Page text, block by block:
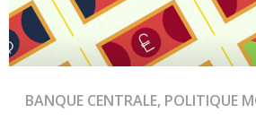
BANQUE CENTRALE, POLITIQUE